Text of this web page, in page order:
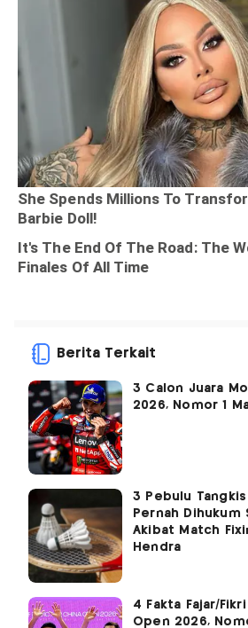
Berita Terkait
3 Calon Juara
2026, Nomor 1
3 Pebulu
Pernah Dihukum
Akibat Match
Hendra
4 Fakta Fajar/
Open 2026,